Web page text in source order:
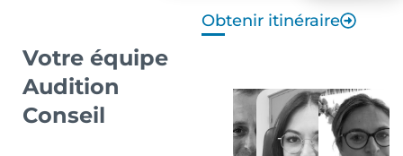
Obtenir itinéraire
Votre équipe
Audition
Conseil